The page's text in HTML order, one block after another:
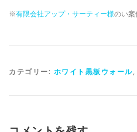
※有限会社アップ・サーティー様のい案
カテゴリー: ホワイト黒板ウォール,